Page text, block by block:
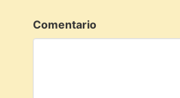
Comentario